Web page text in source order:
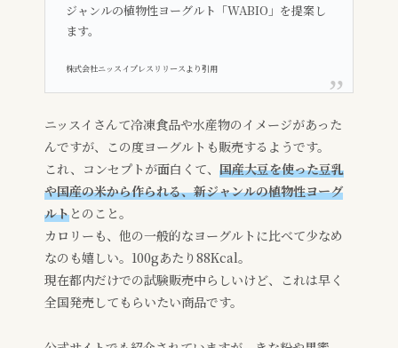
ジャンルの植物性ヨーグルト「WABIO」を提案し
ます。
株式会社ニッスイプレスリリースより引用
ニッスイさんて冷凍食品や水産物のイメージがあった
んですが、この度ヨーグルトも販売するようです。
これ、コンセプトが面白くて、 国産大豆を使った豆乳
や国産の米から作られる、新ジャンルの植物性ヨーグ
ルトとのこと。
カロリーも、他の一般的なヨーグルトに比べて少なめ
なのも嬉しい。100gあたり88Kcal。
現在都内だけでの試験販売中らしいけど、これは早く
全国発売してもらいたい商品です。